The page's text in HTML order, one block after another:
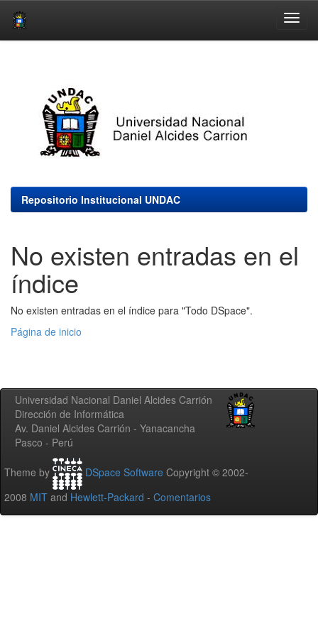
Repositorio Institucional UNDAC
No existen entradas en el
índice
No existen entradas en el índice para "Todo DSpace".
Página de inicio
Universidad Nacional Daniel Alcides Carrión
Dirección de Informática
Av. Daniel Alcides Carrión - Yanacancha
Pasco - Perú
Theme by DSpace Software Copyright © 2002-
2008 MIT and Hewlett-Packard - Comentarios